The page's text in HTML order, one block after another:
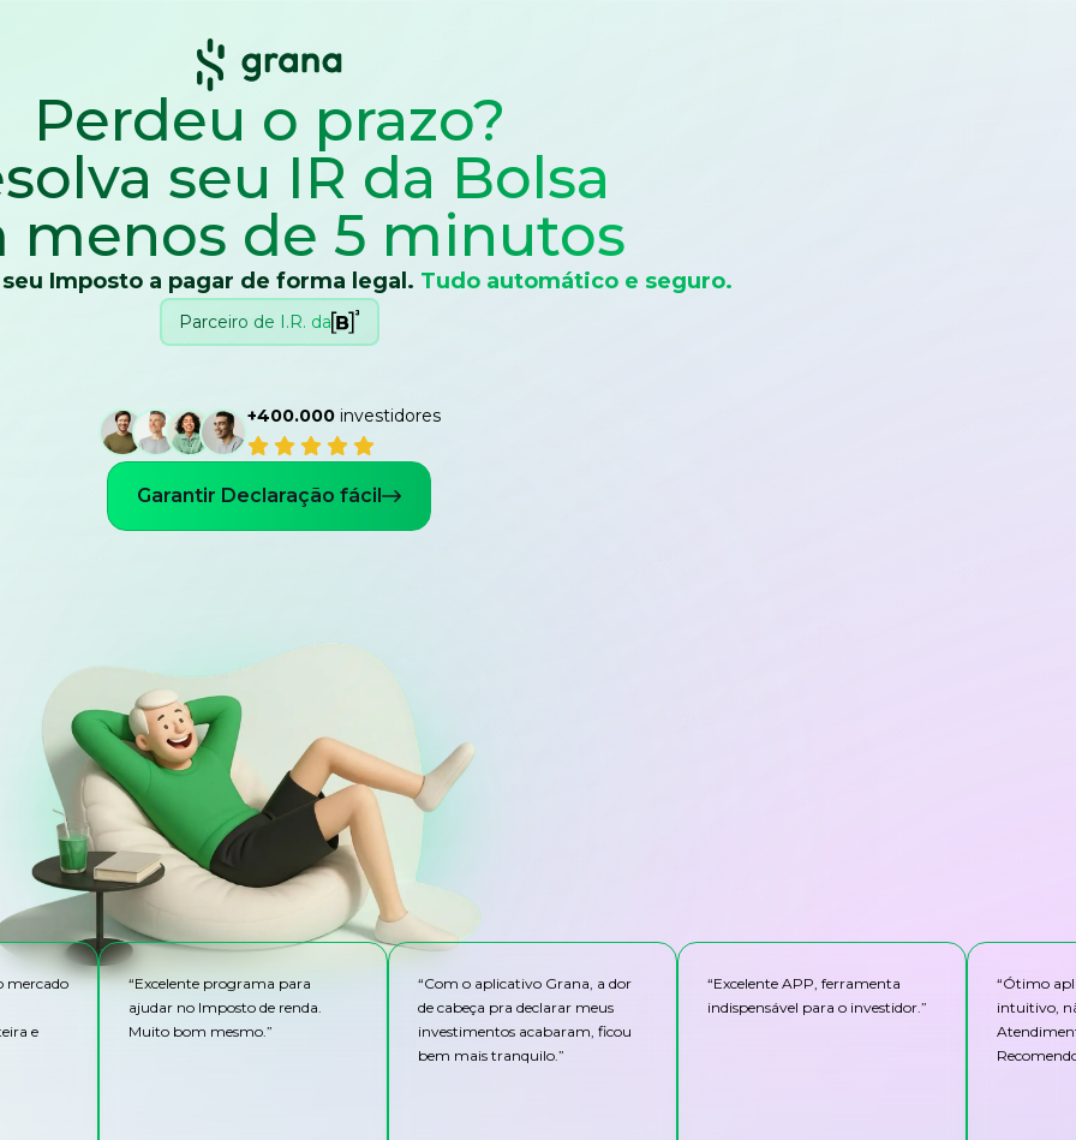
Perdeu o prazo?
seu IR da Bolsa
menos de 5 minutos
Imposto a pagar de forma legal. Tudo automático e seguro.
Parceiro de I.R. da
+400.000investidores
Garantir Declaração fácil
mercado
e
“Excelente programa para
ajudar no Imposto de renda.
Muito bom mesmo.”
“Com o aplicativo Grana, a dor
de cabeça pra declarar meus
investimentos acabaram, ficou
bem mais tranquilo.”
“Excelente APP, ferramenta
indispensável para o investidor.”
“Ótimo
intuitivo,